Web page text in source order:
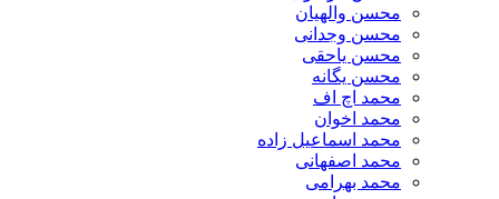
محسن والهیان
محسن وجدانی
محسن یاحقی
محسن یگانه
محمد اچ اف
محمد اخوان
محمد اسماعیل زاده
محمد اصفهانی
محمد بهرامی